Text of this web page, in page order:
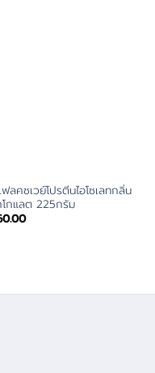
ฟลคซเวย์โปรตีนไอโซเลทกลิ่น
กแลต 225กรัม